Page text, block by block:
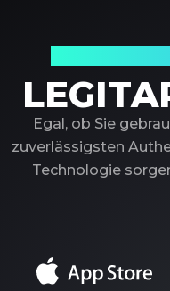
Egal, ob Sie
zuverlässigsten
Technologie